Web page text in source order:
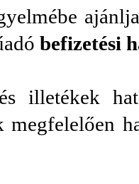
befizetési
illetékek
megfelelően